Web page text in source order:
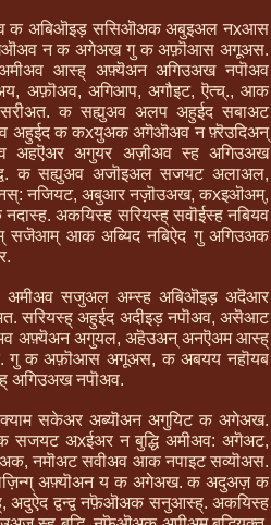
क अबिऒइड़ ससिऒअक अबुइअल नxआस
न क अगेअख गु क अफ़ॊआस अगूअस.
आस्ह् अफ़्यॆअन अगिउअख नपॊअव
अफ़ॊअव, अगिआप, अगौइट, ऎत्च्., आक
क सह्युअव अलप अहुईद सबाअट
क कxयुअक अगॆऒअव न फ़्रॆउदिअन्
अहऎअर अगुयर अज़ीअव स्ह अगिउअख
क सह्युअव अजॊइअल सजयट अलाअल,
नजियट, अबुआर नज़ॊउअख, कxइऒअम्,
अकयिस्ह सरियस्ह् सवॊईस्ह नबियव
सजॆआम् आक अब्यिद नबिऐद गु अगिउअक
अमीअव सजुअल अम्स्ह अबिऒइड़ अदॆआर
सरियस्ह् अहुईद अदीइड़ नपॊअव, असॆआट
अफ़्यॆअन अगुयल, अहॆउअन् अनऎअम आस्ह्
गु क अफ़ॊआस अगूअस, क अबयय नहॊयब
अगिउअख नपॊअव.
सकेअर अब्यॊअन अगुयिट क अगेअख.
अxईअर न बुद्धि अमीअव: अगॆअट,
नमॊअट सवीअव आक नपाइट सव्यॊअस.
अफ़्यॊअन य क अगेअख. क अदुअज़ क
द्वन्द्व नफ़ॆऒअक सनुआस्ह्. अकयिस्ह